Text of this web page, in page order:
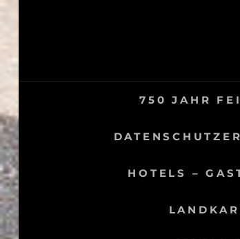
750 JAHR
HOTELS –